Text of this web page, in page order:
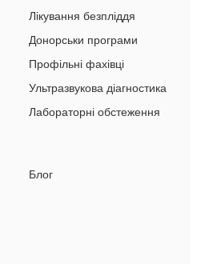
Лікування безпліддя
Донорськи програми
Профільні фахівці
Ультразвукова діагностика
Лабораторні обстеження
Блог